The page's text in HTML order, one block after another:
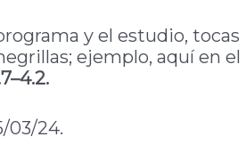
y el estudio, tocas
ejemplo, aquí en el
03/24.